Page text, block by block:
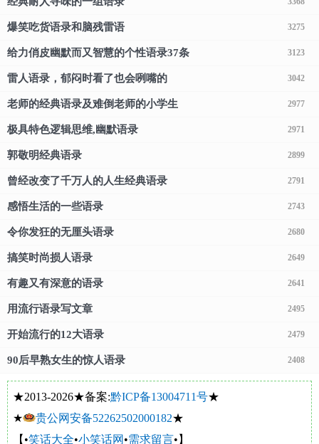
爆笑吃货语录和脑残雷语 3275
给力俏皮幽默而又智慧的个性语录37条 3123
雷人语录，郁闷时看了也会咧嘴的 3042
老师的经典语录及难倒老师的小学生 2977
极具特色逻辑思维,幽默语录 2971
郭敬明经典语录 2899
曾经改变了千万人的人生经典语录 2791
感悟生活的一些语录 2743
令你发狂的无厘头语录 2680
搞笑时尚损人语录 2649
有趣又有深意的语录 2641
用流行语录写文章 2495
开始流行的12大语录 2479
90后早熟女生的惊人语录 2408
★2013-2026★备案:黔ICP备13004711号★
★
贵公网安备52262502000182★
【•笑话大全•小笑话网 •需求留言•】